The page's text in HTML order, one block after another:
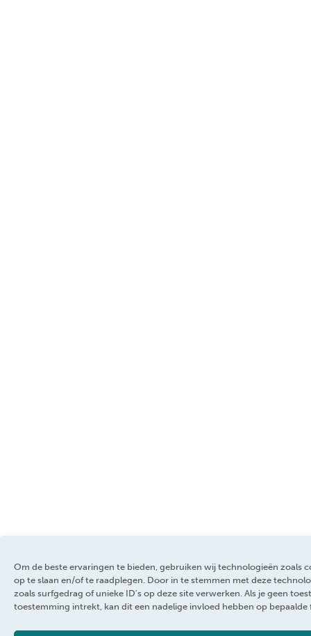
Om de beste ervaringen te bieden, gebruiken wij technologieën zoals
op te slaan en/of te raadplegen. Door in te stemmen met deze
zoals surfgedrag of unieke ID's op deze site verwerken. Als je geen
toestemming intrekt, kan dit een nadelige invloed hebben op